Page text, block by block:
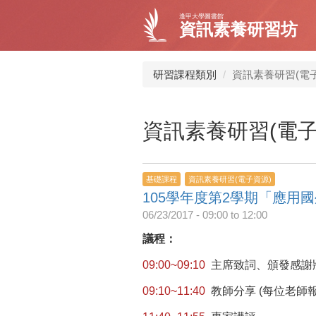
內
逢甲大學圖書館
資訊素養研習坊
研習課程類別 資訊素養研習(電
資訊素養研習(電
基礎課程 資訊素養研習(電子資源)
105學年度第2學期「應用
06/23/2017 - 09:00 to 12:00
議程：
09:00~09:10 主席致詞、頒發感謝
09:10~11:40 教師分享 (每位老師